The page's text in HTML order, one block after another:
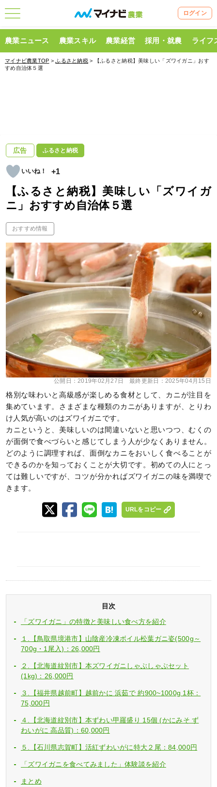
ログイン
農業ニュース 農業スキル 農業経営 採用・就農 ライフ
マイナビ農業TOP >ふるさと納税 > 【ふるさと納税】美味しい「ズワイガニ」おす
すめ自治体５選
広告 ふるさと納税
+1
【ふるさと納税】美味しい「ズワイガ
ニ」おすすめ自治体５選
おすすめ情報
公開日：2019年02月27日 最終更新日： 2025年04月15日
格別な味わいと高級感が楽しめる食材として、カニが注目を
集めています。さまざまな種類のカニがありますが、とりわ
け人気が高いのはズワイガニです。
カニというと、美味しいのは間違いないと思いつつ、むくの
が面倒で食べづらいと感じてしまう人が少なくありません。
どのように調理すれば、面倒なカニをおいしく食べることが
できるのかを知っておくことが大切です。初めての人にとっ
ては難しいですが、コツが分かればズワイガニの味を満喫で
きます。
URLをコピー
目次
「ズワイガニ」の特徴と美味しい食べ方を紹介
１.【鳥取県境港市】山陰産冷凍ボイル松葉ガニ姿(500g～
700g・1尾入)：26,000円
２.【北海道紋別市】本ズワイガニしゃぶしゃぶセット
(1kg)：26,000円
３.【福井県越前町】越前かに 浜茹で 約900~1000g 1杯：
75,000円
４.【北海道紋別市】本ずわい甲羅盛り 15個 (かにみそ ず
わいがに 高品質)：60,000円
５.【石川県志賀町】活紅ずわいがに特大２尾：84,000円
「ズワイガニを食べてみました」体験談を紹介
まとめ